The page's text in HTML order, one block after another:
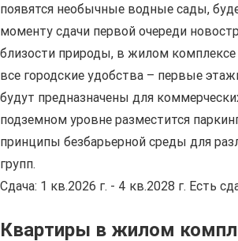
появятся необычные водные сады,
моменту сдачи первой очереди
близости природы, в жилом
все городские удобства – первые
будут предназначены для
подземном уровне разместится
принципы безбарьерной среды для
групп.
Сдача: 1 кв.2026 г. - 4 кв.2028 г. Есть
Квартиры в жилом